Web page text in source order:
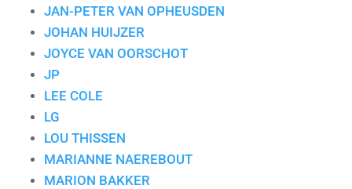
JAN-PETER VAN OPHEUSDEN
JOHAN HUIJZER
JOYCE VAN OORSCHOT
JP
LEE COLE
LG
LOU THISSEN
MARIANNE NAEREBOUT
MARION BAKKER